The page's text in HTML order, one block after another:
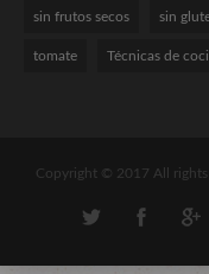
sin frutos secos sin
tomate Técnicas de
Copyright © 2017 All rights